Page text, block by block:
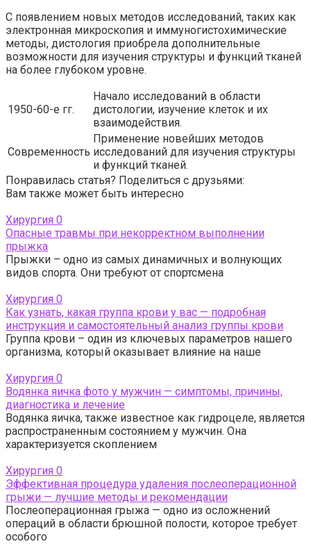
С появлением новых методов исследований, таких как
электронная микроскопия и иммуногистохимические
методы, дистология приобрела дополнительные
возможности для изучения структуры и функций тканей
на более глубоком уровне.
1950-60-е гг.
Начало исследований в области
дистологии, изучение клеток и их
взаимодействия.
Современность
Применение новейших методов
исследований для изучения структуры
и функций тканей.
Понравилась статья? Поделиться с друзьями:
Вам также может быть интересно
Хирургия 0
Опасные травмы при некорректном выполнении
прыжка
Прыжки – одно из самых динамичных и волнующих
видов спорта. Они требуют от спортсмена
Хирургия 0
Как узнать, какая группа крови у вас — подробная
инструкция и самостоятельный анализ группы крови
Группа крови – один из ключевых параметров нашего
организма, который оказывает влияние на наше
Хирургия 0
Водянка яичка фото у мужчин — симптомы, причины,
диагностика и лечение
Водянка яичка, также известное как гидроцеле, является
распространенным состоянием у мужчин. Она
характеризуется скоплением
Хирургия 0
Эффективная процедура удаления послеоперационной
грыжи — лучшие методы и рекомендации
Послеоперационная грыжа — одно из осложнений
операций в области брюшной полости, которое требует
особого